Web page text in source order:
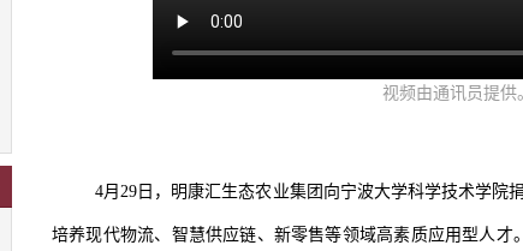
视频由通讯员提供
4月29日，明康汇生态农业集团向宁波大学科学技术学院
培养现代物流、智慧供应链、新零售等领域高素质应用型人